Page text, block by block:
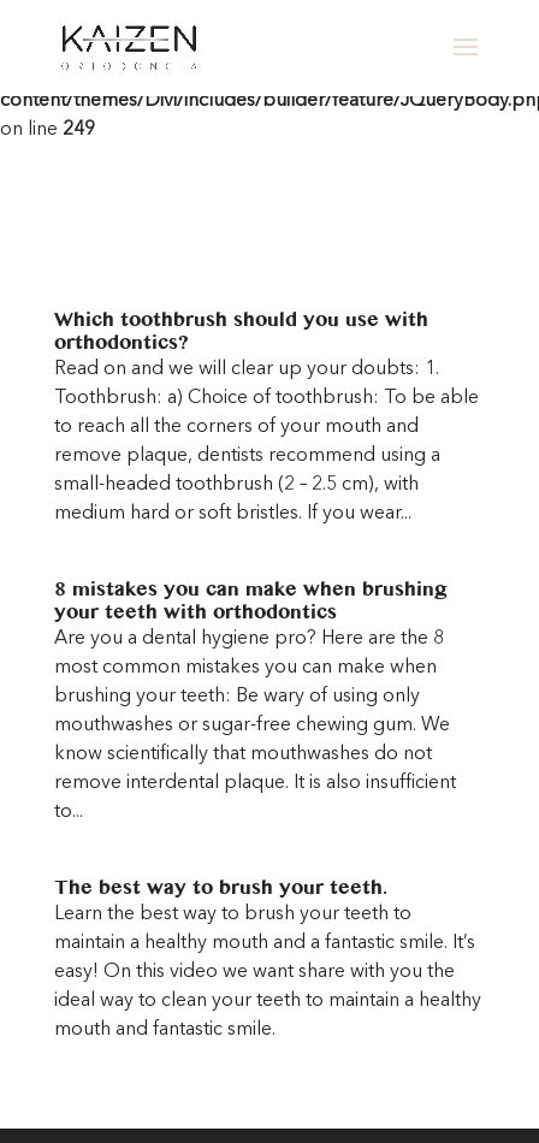
Warning: Undefined array key "contact-form-7" in
/home/clients/205d9b6b35a3eae8ee41a9b895e668f2/sites/
content/themes/Divi/includes/builder/feature/
on line 249
Which toothbrush should you use with
orthodontics?
Read on and we will clear up your doubts: 1.
Toothbrush: a) Choice of toothbrush: To be able
to reach all the corners of your mouth and
remove plaque, dentists recommend using a
small-headed toothbrush (2 – 2.5 cm), with
medium hard or soft bristles. If you wear...
8 mistakes you can make when brushing
your teeth with orthodontics
Are you a dental hygiene pro? Here are the 8
most common mistakes you can make when
brushing your teeth: Be wary of using only
mouthwashes or sugar-free chewing gum. We
know scientifically that mouthwashes do not
remove interdental plaque. It is also insufficient
to...
The best way to brush your teeth.
Learn the best way to brush your teeth to
maintain a healthy mouth and a fantastic smile. It’s
easy! On this video we want share with you the
ideal way to clean your teeth to maintain a healthy
mouth and fantastic smile.